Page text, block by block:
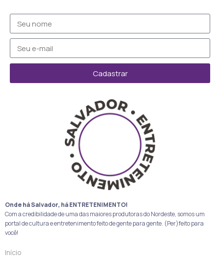
Cadastrar
Onde há Salvador, há ENTRETENIMENTO!
Com a credibilidade de uma das maiores produtoras do Nordeste, somos um
portal de cultura e entretenimento feito de gente para gente. (Per)feito para
você!
Início